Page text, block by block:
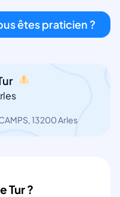
êtes praticien ?
13200 Arles
Tur ?